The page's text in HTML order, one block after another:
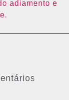
adiamento e